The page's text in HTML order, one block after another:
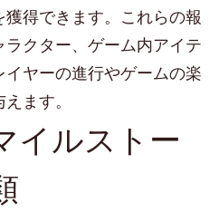
得できます。これらの報
クター、ゲーム内アイテ
ヤーの進行やゲームの楽
ます。
イルストー